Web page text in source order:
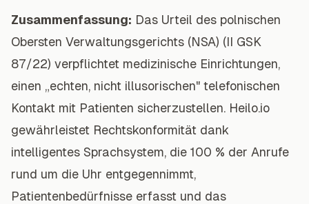
Zusammenfassung: Das Urteil des polnischen
Obersten Verwaltungsgerichts (NSA) (II GSK
87/22) verpflichtet medizinische Einrichtungen,
einen „echten, nicht illusorischen" telefonischen
Kontakt mit Patienten sicherzustellen. Heilo.io
gewährleistet Rechtskonformität dank
intelligentes Sprachsystem, die 100 % der Anrufe
rund um die Uhr entgegennimmt,
Patientenbedürfnisse erfasst und das